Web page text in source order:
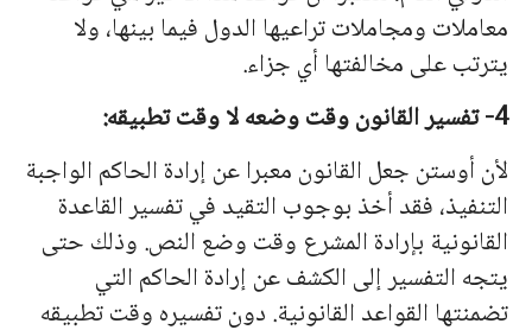
معاملات ومجاملات تراعيها الدول فيما بينها، ولا
يترتب على مخالفتها أي جزاء.
4- تفسير القانون وقت وضعه لا وقت تطبيقه:
لأن أوستن جعل القانون معبرا عن إرادة الحاكم الواجبة
التنفيذ، فقد أخذ بوجوب التقيد في تفسير القاعدة
القانونية بإرادة المشرع وقت وضع النص. وذلك حتى
يتجه التفسير إلى الكشف عن إرادة الحاكم التي
تضمنتها القواعد القانونية. دون تفسيره وقت تطبيقه